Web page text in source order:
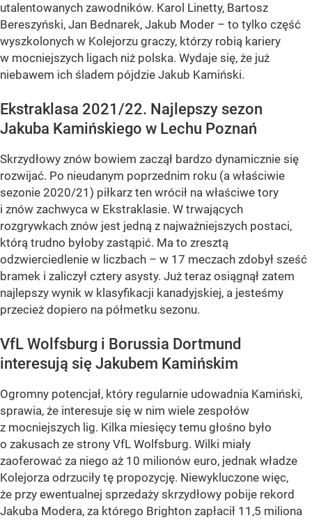
utalentowanych zawodników. Karol Linetty, Bartosz
Bereszyński, Jan Bednarek, Jakub Moder – to tylko część
wyszkolonych w Kolejorzu graczy, którzy robią kariery
w mocniejszych ligach niż polska. Wydaje się, że już
niebawem ich śladem pójdzie Jakub Kamiński.
Ekstraklasa 2021/22. Najlepszy sezon
Jakuba Kamińskiego w Lechu Poznań
Skrzydłowy znów bowiem zaczął bardzo dynamicznie się
rozwijać. Po nieudanym poprzednim roku (a właściwie
sezonie 2020/21) piłkarz ten wrócił na właściwe tory
i znów zachwyca w Ekstraklasie. W trwających
rozgrywkach znów jest jedną z najważniejszych postaci,
którą trudno byłoby zastąpić. Ma to zresztą
odzwierciedlenie w liczbach – w 17 meczach zdobył sześć
bramek i zaliczył cztery asysty. Już teraz osiągnął zatem
najlepszy wynik w klasyfikacji kanadyjskiej, a jesteśmy
przecież dopiero na półmetku sezonu.
VfL Wolfsburg i Borussia Dortmund
interesują się Jakubem Kamińskim
Ogromny potencjał, który regularnie udowadnia Kamiński,
sprawia, że interesuje się w nim wiele zespołów
z mocniejszych lig. Kilka miesięcy temu głośno było
o zakusach ze strony VfL Wolfsburg. Wilki miały
zaoferować za niego aż 10 milionów euro, jednak władze
Kolejorza odrzuciły tę propozycję. Niewykluczone więc,
że przy ewentualnej sprzedaży skrzydłowy pobije rekord
Jakuba Modera, za którego Brighton zapłacił 11,5 miliona